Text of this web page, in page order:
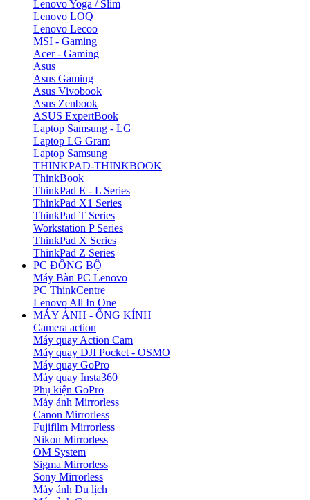
Lenovo Yoga / Slim
Lenovo LOQ
Lenovo Lecoo
MSI - Gaming
Acer - Gaming
Asus
Asus Gaming
Asus Vivobook
Asus Zenbook
ASUS ExpertBook
Laptop Samsung - LG
Laptop LG Gram
Laptop Samsung
THINKPAD-THINKBOOK
ThinkBook
ThinkPad E - L Series
ThinkPad X1 Series
ThinkPad T Series
Workstation P Series
ThinkPad X Series
ThinkPad Z Series
PC ĐỒNG BỘ
Máy Bàn PC Lenovo
PC ThinkCentre
Lenovo All In One
MÁY ẢNH - ỐNG KÍNH
Camera action
Máy quay Action Cam
Máy quay DJI Pocket - OSMO
Máy quay GoPro
Máy quay Insta360
Phụ kiện GoPro
Máy ảnh Mirrorless
Canon Mirrorless
Fujifilm Mirrorless
Nikon Mirrorless
OM System
Sigma Mirrorless
Sony Mirrorless
Máy ảnh Du lịch